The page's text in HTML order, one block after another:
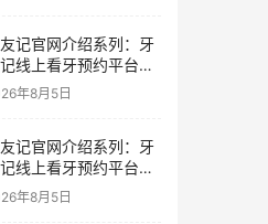
记官网介绍系列：牙
线上看牙预约平台让
不再靠运气
年8月5日
记官网介绍系列：牙
线上看牙预约平台打
腔行业专业壁垒新手
好零门槛
年8月5日